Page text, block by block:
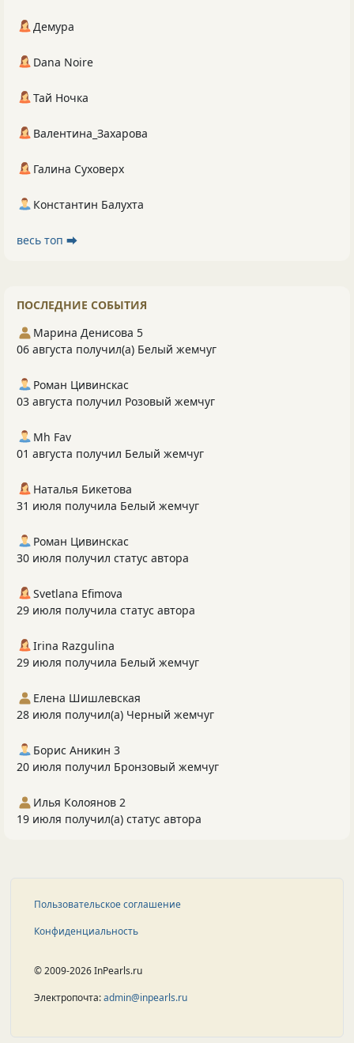
Демура
Dana Noire
Тай Ночка
Валентина_Захарова
Галина Суховерх
Константин Балухта
весь топ ⮕
ПОСЛЕДНИЕ СОБЫТИЯ
Марина Денисова 5
06 августа получил(а) Белый жемчуг
Роман Цивинскас
03 августа получил Розовый жемчуг
Mh Fav
01 августа получил Белый жемчуг
Наталья Бикетова
31 июля получила Белый жемчуг
Роман Цивинскас
30 июля получил статус автора
Svetlana Efimova
29 июля получила статус автора
Irina Razgulina
29 июля получила Белый жемчуг
Елена Шишлевская
28 июля получил(а) Черный жемчуг
Борис Аникин 3
20 июля получил Бронзовый жемчуг
Илья Колоянов 2
19 июля получил(а) статус автора
Пользовательское соглашение
Конфиденциальность
© 2009-2026 InPearls.ru
Электропочта:admin@inpearls.ru